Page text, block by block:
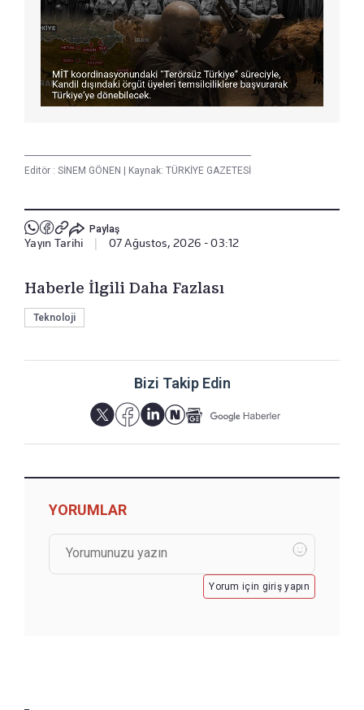
Editör : SİNEM GÖNEN Kaynak: TÜRKİYE GAZETESİ
Paylaş
Yayın Tarihi 07 Ağustos, 2026 - 03:12
Haberle İlgili Daha Fazlası
Teknoloji
Bizi Takip Edin
YORUMLAR
Yorum için giriş yapın